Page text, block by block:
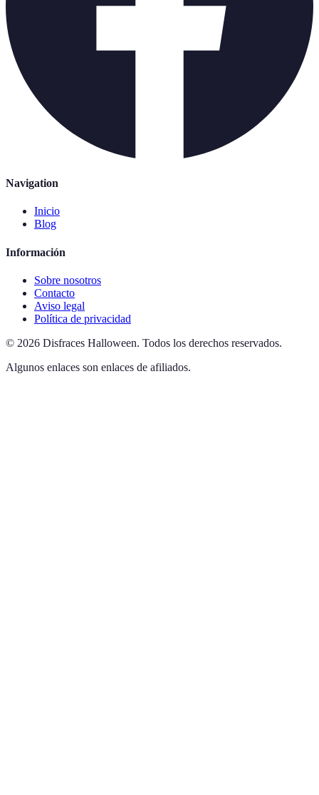
Navigation
Inicio
Blog
Información
Sobre nosotros
Contacto
Aviso legal
Política de privacidad
© 2026 Disfraces Halloween. Todos los derechos reservados.
Algunos enlaces son enlaces de afiliados.